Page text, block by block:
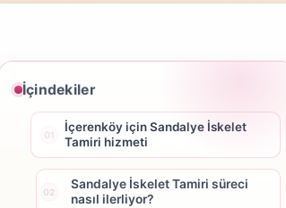
İçindekiler
İçerenköy için Sandalye İskelet
Tamiri hizmeti
Sandalye İskelet Tamiri süreci
nasıl ilerliyor?